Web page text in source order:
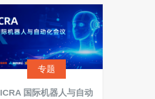
专题
ICRA 国际机器人与自动